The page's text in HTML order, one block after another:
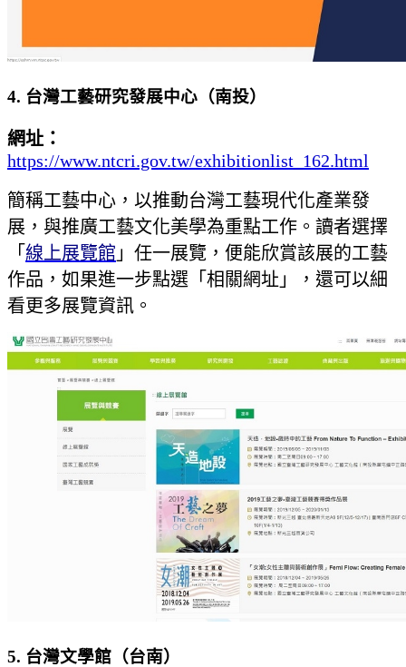
4. 台灣工藝研究發展中心（南投）
網址：
https://www.ntcri.gov.tw/exhibitionlist_162.html
簡稱工藝中心，以推動台灣工藝現代化產業發
展，與推廣工藝文化美學為重點工作。讀者選擇
「 線上展覽館 」任一展覽，便能欣賞該展的工藝
作品，如果進一步點選「相關網址」，還可以細
看更多展覽資訊。
5. 台灣文學館（台南）